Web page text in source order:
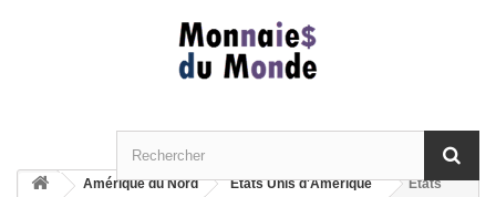
Amérique du Nord Etats Unis d'Amérique
Etats